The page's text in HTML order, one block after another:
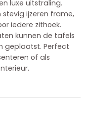
luxe uitstraling.
ijzeren frame,
iedere zithoek.
kunnen de tafels
geplaatst. Perfect
of als